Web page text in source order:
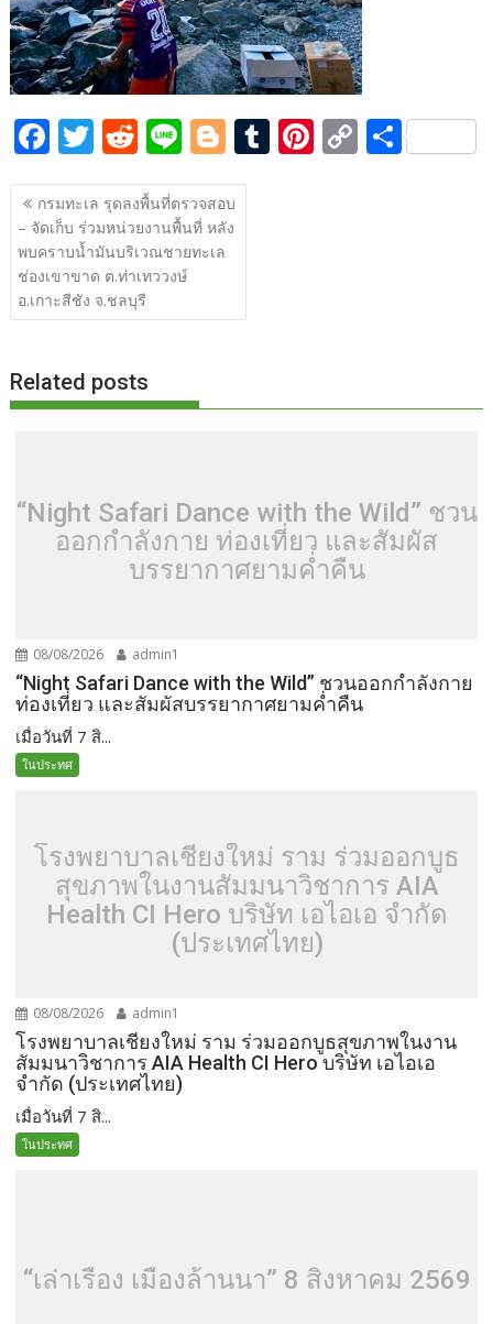
F
ac
e
b
o
o
T
w
itt
er
R
e
d
di
t
Li
n
e
Bl
o
g
g
T Pi C S
แนะแนว
เรื่อง
กรมทะเล รุดลงพื้นที่ตรวจสอบ
– จัดเก็บ ร่วมหน่วยงานพื้นที่ หลัง
พบคราบน้ำมันบริเวณชายทะเล
ช่องเขาขาด ต.ท่าเทววงษ์
อ.เกาะสีชัง จ.ชลบุรี
Related posts
“Night Safari Dance with the Wild” ชวน
ออกกำลังกาย ท่องเที่ยว และสัมผัส
บรรยากาศยามค่ำคืน
08/08/2026 admin1
“Night Safari Dance with the Wild” ชวนออกกำลังกาย
ท่องเที่ยว และสัมผัสบรรยากาศยามค่ำคืน
เมื่อวันที่ 7 สิ...
ในประทศ
โรงพยาบาลเชียงใหม่ ราม ร่วมออกบูธ
สุขภาพในงานสัมมนาวิชาการ AIA
Health CI Hero บริษัท เอไอเอ จำกัด
(ประเทศไทย)
08/08/2026 admin1
โรงพยาบาลเชียงใหม่ ราม ร่วมออกบูธสุขภาพในงาน
สัมมนาวิชาการ AIA Health CI Hero บริษัท เอไอเอ
จำกัด (ประเทศไทย)
เมื่อวันที่ 7 สิ...
ในประทศ
“เล่าเรื่อง เมืองล้านนา” 8 สิงหาคม 2569